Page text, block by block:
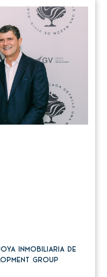
Inmobiliaria de
Group